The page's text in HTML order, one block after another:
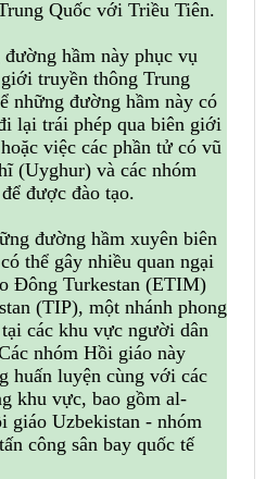
Quốc với Triều Tiên.
hầm này phục vụ
truyền thông Trung
những đường hầm này có
lại trái phép qua biên giới
việc các phần tử có vũ
(Uyghur) và các nhóm
được đào tạo.
đường hầm xuyên biên
thể gây nhiều quan ngại
Đông Turkestan (ETIM)
(TIP), một nhánh phong
các khu vực người dân
nhóm Hồi giáo này
huấn luyện cùng với các
khu vực, bao gồm al-
giáo Uzbekistan - nhóm
công sân bay quốc tế